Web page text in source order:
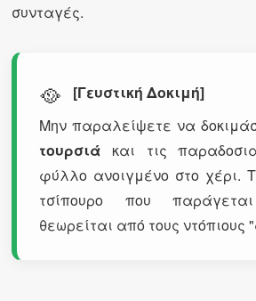
συνταγές.
🥘
[Γευστική Δοκιμή]
Μην παραλείψετε να
τουρσιά και τις
φύλλο ανοιγμένο στο χέρι.
τσίπουρο που
θεωρείται από τους